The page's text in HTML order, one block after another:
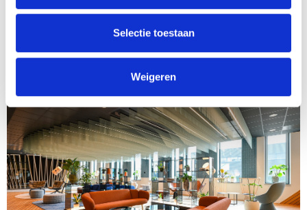
Selectie toestaan
Weigeren
Merk:Magis
Boskalis